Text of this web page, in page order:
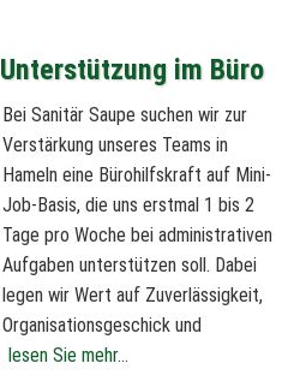
im Büro
Bei Sanitär Saupe suchen wir zur
Verstärkung unseres Teams in
Hameln eine Bürohilfskraft auf Mini-
Job-Basis, die uns erstmal 1 bis 2
Tage pro Woche bei administrativen
Aufgaben unterstützen soll. Dabei
legen wir Wert auf Zuverlässigkeit,
Organisationsgeschick und
lesen Sie mehr...